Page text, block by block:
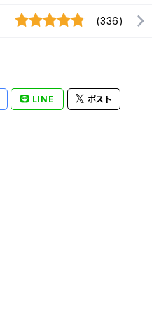
(336)
LINE ポスト